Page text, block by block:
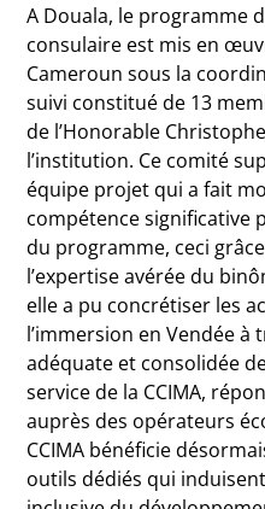
A Douala, le programme
consulaire est mis en
Cameroun sous la
suivi constitué de 13
de l’Honorable
l’institution. Ce comité
équipe projet qui a fait
compétence significative
du programme, ceci
l’expertise avérée du
elle a pu concrétiser les
l’immersion en Vendée
adéquate et consolidée
service de la CCIMA,
auprès des opérateurs
CCIMA bénéficie
outils dédiés qui